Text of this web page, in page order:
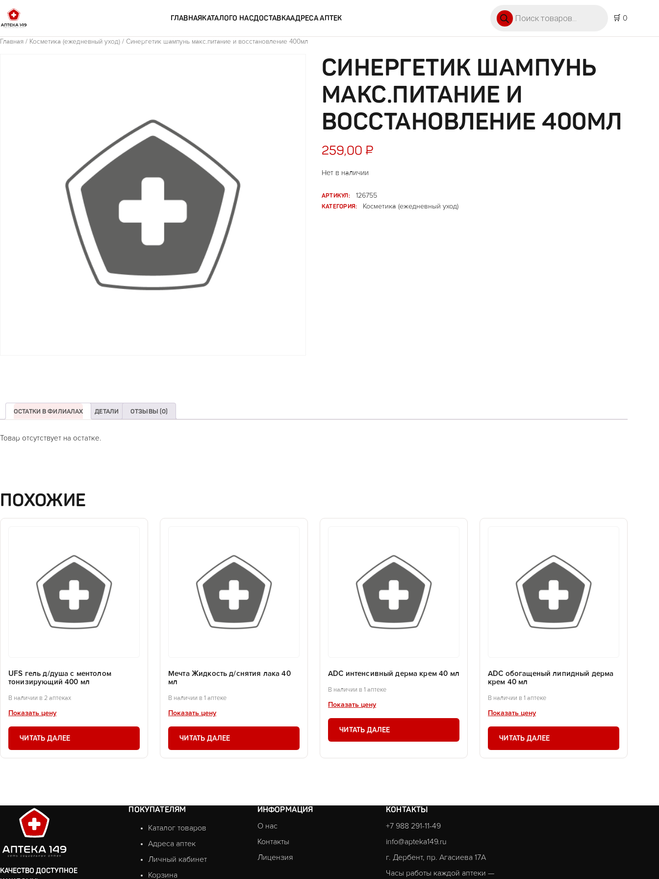
ГЛАВНАЯКАТАЛОГО НАСДОСТАВКААДРЕСА АПТЕК
🛒 0
Главная / Косметика (ежедневный уход) / Синергетик шампунь макс.питание и восстановление 400мл
СИНЕРГЕТИК ШАМПУНЬ
МАКС.ПИТАНИЕ И
ВОССТАНОВЛЕНИЕ 400МЛ
259,00 ₽
Нет в наличии
АРТИКУЛ:
126755
КАТЕГОРИЯ:
Косметика (ежедневный уход)
ОСТАТКИ В ФИЛИАЛАХ ДЕТАЛИ ОТЗЫВЫ (0)
Товар отсутствует на остатке.
ПОХОЖИЕ
UFS гель д/душа с ментолом
тонизирующий 400 мл
В наличии в 2 аптеках
Показать цену
ЧИТАТЬ ДАЛЕЕ
Мечта Жидкость д/снятия лака 40
мл
В наличии в 1 аптеке
Показать цену
ЧИТАТЬ ДАЛЕЕ
ADC интенсивный дерма крем 40 мл
В наличии в 1 аптеке
Показать цену
ЧИТАТЬ ДАЛЕЕ
ADC обогащеный липидный дерма
крем 40 мл
В наличии в 1 аптеке
Показать цену
ЧИТАТЬ ДАЛЕЕ
КАЧЕСТВО ДОСТУПНОЕ
ПОКУПАТЕЛЯМ
Каталог товаров
Адреса аптек
Личный кабинет
Корзина
ИНФОРМАЦИЯ
О нас
Контакты
Лицензия
КОНТАКТЫ
+7 988 291-11-49
info@apteka149.ru
г. Дербент, пр. Агасиева 17А
Часы работы каждой аптеки —